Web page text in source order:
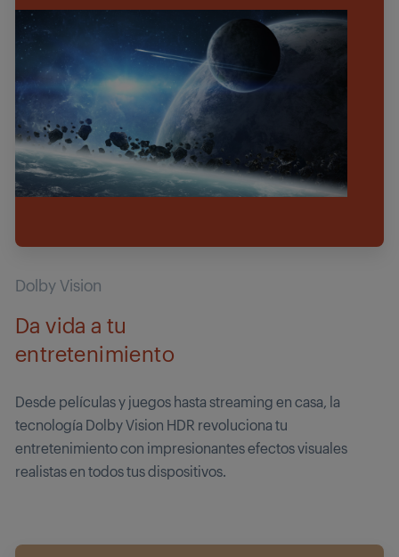
Dolby Vision
Da vida a tu
entretenimiento
Desde películas y juegos hasta streaming en casa, la
tecnología Dolby Vision HDR revoluciona tu
entretenimiento con impresionantes efectos visuales
realistas en todos tus dispositivos.